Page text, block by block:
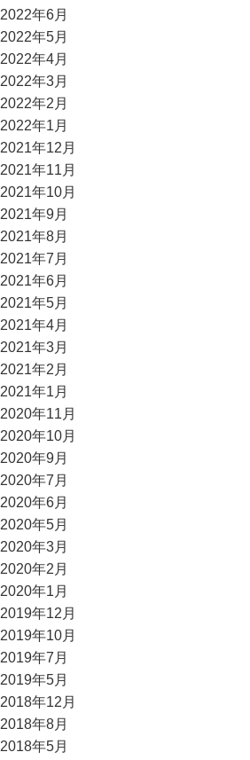
2022年6月
2022年5月
2022年4月
2022年3月
2022年2月
2022年1月
2021年12月
2021年11月
2021年10月
2021年9月
2021年8月
2021年7月
2021年6月
2021年5月
2021年4月
2021年3月
2021年2月
2021年1月
2020年11月
2020年10月
2020年9月
2020年7月
2020年6月
2020年5月
2020年3月
2020年2月
2020年1月
2019年12月
2019年10月
2019年7月
2019年5月
2018年12月
2018年8月
2018年5月